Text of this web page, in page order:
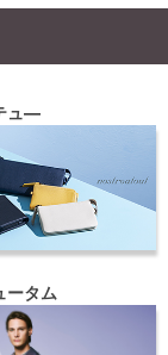
ュ―
ータム